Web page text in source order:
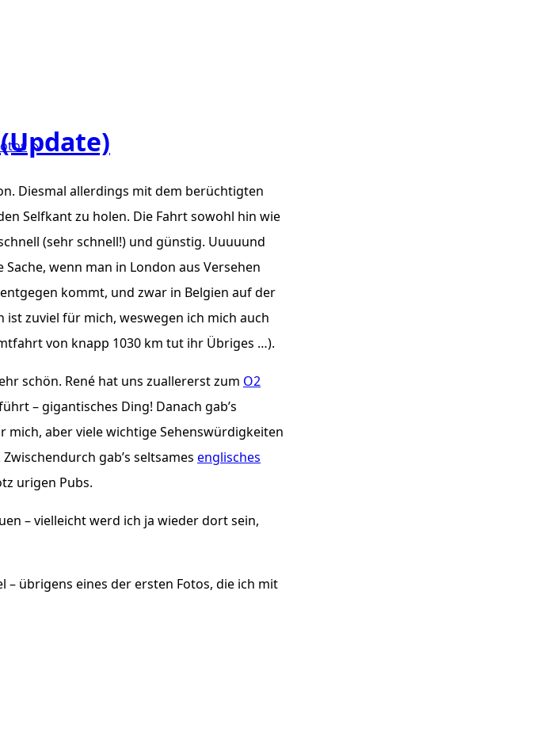
Diesmal allerdings mit dem berüchtigten
Selfkant zu holen. Die Fahrt sowohl hin wie
(sehr schnell!) und günstig. Uuuuund
wenn man in London aus Versehen
kommt, und zwar in Belgien auf der
ist zuviel für mich, weswegen ich mich auch
von knapp 1030 km tut ihr Übriges …).
schön. René hat uns zuallererst zum O2
– gigantisches Ding! Danach gab’s
mich, aber viele wichtige Sehenswürdigkeiten
gab’s seltsames englisches
urigen Pubs.
– vielleicht werd ich ja wieder dort sein,
– übrigens eines der ersten Fotos, die ich mit